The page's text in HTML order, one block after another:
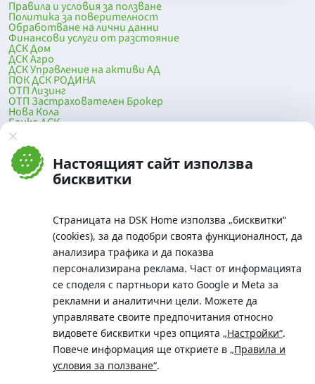
Настоящият сайт използва
бисквитки
Страницата на DSK Home използва „бисквитки“
(cookies), за да подобри своята функционалност, да
анализира трафика и да показва
персонализирана реклама. Част от информацията
се споделя с партньори като Google и Meta за
рекламни и аналитични цели. Можете да
управлявате своите предпочитания относно
видовете бисквитки чрез опцията „Настройки“.
Повече информация ще откриете в „Правила и
условия за ползване“.
Правила и условия за ползване
Политика за поверителност
Обработване на лични данни
Финансови услуги от разстояние
ДСК Дом
ДСК Агро
ДСК Управление на активи АД
ПОК ДСК РОДИНА
ОТП Лизинг
ОТП Застрахователен Брокер
Нова Кола
Банка ДСК
DSK Mobile
Оферти за продажба от Банка ДСК
Клонова мрежа и банкомати
До началото на страницата
Телефон:
0700 10 375 / *2375
Московска No.19 / ул. Г. Бенковски No. 5, София 1036
SWIFT/BIC: